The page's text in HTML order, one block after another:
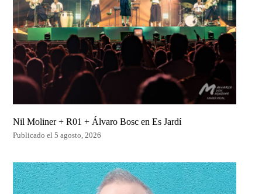
Nil Moliner + R01 + Álvaro Bosc en Es Jardí
Publicado el 5 agosto, 2026